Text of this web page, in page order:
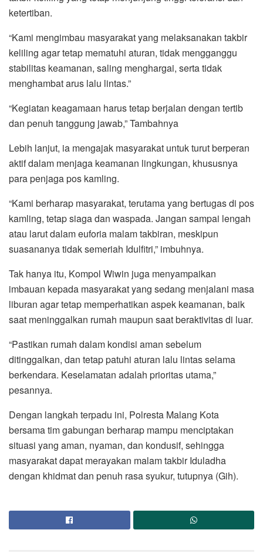
ketertiban.
“Kami mengimbau masyarakat yang melaksanakan takbir
keliling agar tetap mematuhi aturan, tidak mengganggu
stabilitas keamanan, saling menghargai, serta tidak
menghambat arus lalu lintas.”
“Kegiatan keagamaan harus tetap berjalan dengan tertib
dan penuh tanggung jawab,” Tambahnya
Lebih lanjut, ia mengajak masyarakat untuk turut berperan
aktif dalam menjaga keamanan lingkungan, khususnya
para penjaga pos kamling.
“Kami berharap masyarakat, terutama yang bertugas di pos
kamling, tetap siaga dan waspada. Jangan sampai lengah
atau larut dalam euforia malam takbiran, meskipun
suasananya tidak semeriah Idulfitri,” imbuhnya.
Tak hanya itu, Kompol Wiwin juga menyampaikan
imbauan kepada masyarakat yang sedang menjalani masa
liburan agar tetap memperhatikan aspek keamanan, baik
saat meninggalkan rumah maupun saat beraktivitas di luar.
“Pastikan rumah dalam kondisi aman sebelum
ditinggalkan, dan tetap patuhi aturan lalu lintas selama
berkendara. Keselamatan adalah prioritas utama,”
pesannya.
Dengan langkah terpadu ini, Polresta Malang Kota
bersama tim gabungan berharap mampu menciptakan
situasi yang aman, nyaman, dan kondusif, sehingga
masyarakat dapat merayakan malam takbir Iduladha
dengan khidmat dan penuh rasa syukur, tutupnya (Gih).